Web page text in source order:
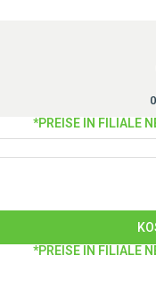
*PREISE IN FILIALE
*PREISE IN FILIALE